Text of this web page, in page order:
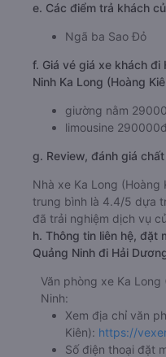
e. Các điểm trả khách
Ngã ba Sao Đỏ
f. Giá vé giá xe khách
Ninh Ka Long (Hoàng
giường nằm
limousine
g. Review, đánh giá
Nhà xe Ka Long
trung bình là 4.4/5 dựa
đã trải nghiệm dịch vụ
h. Thông tin liên hệ, đặt
Quảng Ninh đi Hải
Văn phòng xe Ka Long
Ninh:
Xem địa chỉ văn
Kiên): https://
Số điện thoại đặt